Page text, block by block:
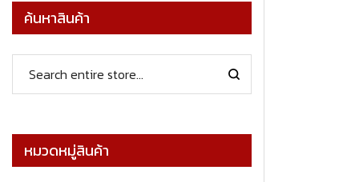
ค้นหาสินค้า
หมวดหมู่สินค้า